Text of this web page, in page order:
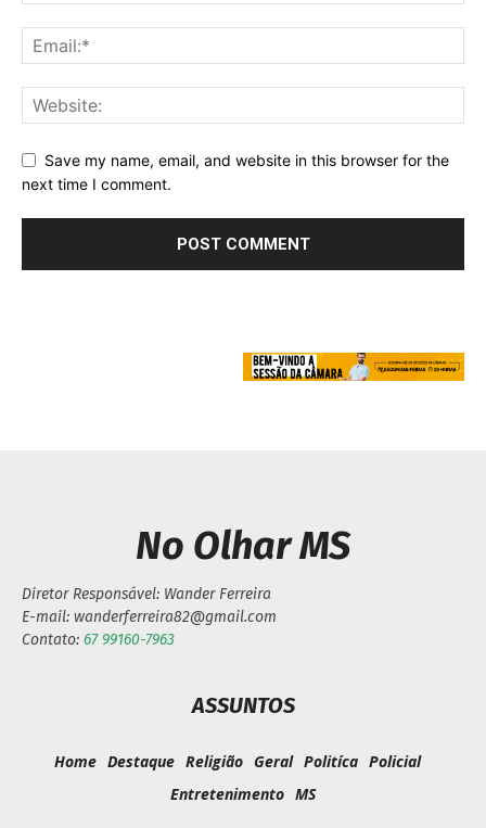
Save my name, email, and website in this browser for the
next time I comment.
No Olhar MS
Diretor Responsável: Wander Ferreira
E-mail: wanderferreira82@gmail.com
Contato: 67 99160-7963
ASSUNTOS
Home Destaque Religião Geral Politíca Policial
Entretenimento MS